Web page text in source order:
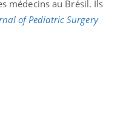
médecins au Brésil. Ils
of Pediatric Surgery